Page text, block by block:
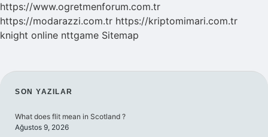
https://www.ogretmenforum.com.tr
https://modarazzi.com.tr https://kriptomimari.com.tr
knight online nttgame Sitemap
SIDEBAR
SON YAZILAR
What does flit mean in Scotland ?
Ağustos 9, 2026